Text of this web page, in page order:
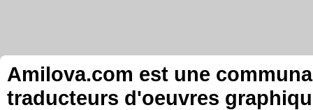
Amilova.com est une
traducteurs d'oeuvres